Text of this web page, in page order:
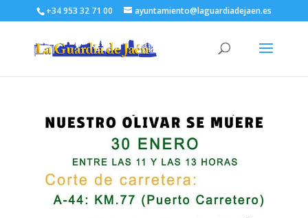
+34 953 32 71 00 ayuntamiento@laguardiadejaen.es